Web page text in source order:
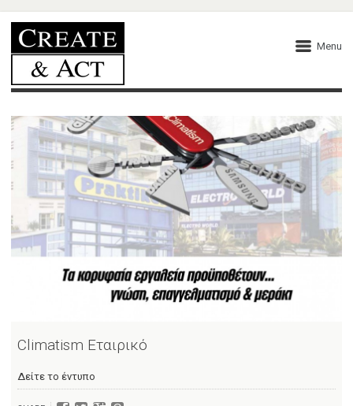
Menu
Climatism Εταιρικό
Δείτε το έντυπο